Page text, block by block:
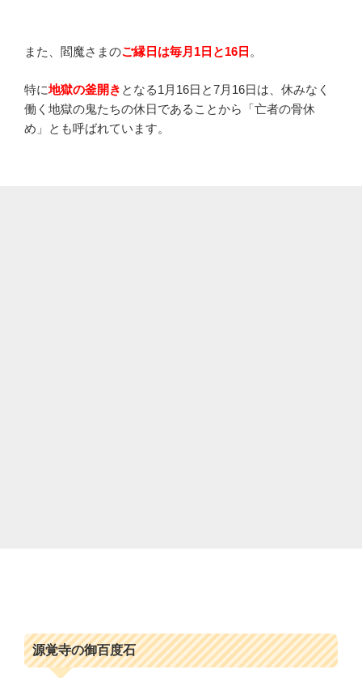
また、閻魔さまのご縁日は毎月1日と16日 。
特に地獄の釜開き となる1月16日と7月16日は、休みなく
働く地獄の鬼たちの休日であることから「亡者の骨休
め」とも呼ばれています。
源覚寺の御百度石